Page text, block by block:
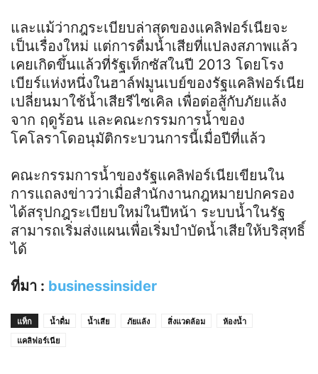
และแม้ว่ากฎระเบียบล่าสุดของแคลิฟอร์เนียจะ
เป็นเรื่องใหม่ แต่การดื่มน้ำเสียที่แปลงสภาพแล้ว
เคยเกิดขึ้นแล้วที่รัฐเท็กซัสในปี 2013 โดยโรง
เบียร์แห่งหนึ่งในฮาล์ฟมูนเบย์ของรัฐแคลิฟอร์เนีย
เปลี่ยนมาใช้น้ำเสียรีไซเคิล เพื่อต่อสู้กับภัยแล้ง
จาก ฤดูร้อน และคณะกรรมการน้ำของ
โคโลราโดอนุมัติกระบวนการนี้เมื่อปีที่แล้ว
คณะกรรมการน้ำของรัฐแคลิฟอร์เนียเขียนใน
การแถลงข่าวว่าเมื่อสำนักงานกฎหมายปกครอง
ได้สรุปกฎระเบียบใหม่ในปีหน้า ระบบน้ำในรัฐ
สามารถเริ่มส่งแผนเพื่อเริ่มบำบัดน้ำเสียให้บริสุทธิ์
ได้
ที่มา : businessinsider
แท็ก น้ำดื่ม น้ำเสีย ภัยแล้ง สิ่งแวดล้อม
ห้องน้ำ
แคลิฟอร์เนีย